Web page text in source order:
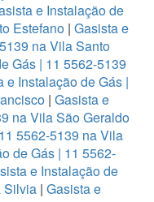
e Instalação de
Estefano | Gasista e
na Vila Santo
Gás | 11 5562-5139
e Instalação de Gás |
| Gasista e
na Vila São Geraldo
5562-5139 na Vila
de Gás | 11 5562-
e Instalação de
Silvia| Gasista e